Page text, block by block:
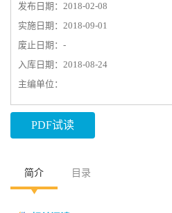
发布日期：2018-02-08
实施日期：2018-09-01
废止日期：-
入库日期：2018-08-24
主编单位：
PDF试读
简介 目录